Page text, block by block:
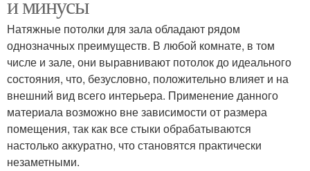
Натяжные потолки для зала обладают рядом
однозначных преимуществ. В любой комнате, в том
числе и зале, они выравнивают потолок до идеального
состояния, что, безусловно, положительно влияет и на
внешний вид всего интерьера. Применение данного
материала возможно вне зависимости от размера
помещения, так как все стыки обрабатываются
настолько аккуратно, что становятся практически
незаметными.